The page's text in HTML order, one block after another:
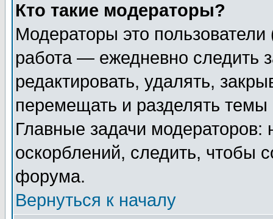
Кто такие модераторы?
Модераторы это
работа — ежедневно следить
редактировать, удалять,
перемещать и разделять
Главные задачи
оскорблений, следить, чтобы
форума.
Вернуться к началу